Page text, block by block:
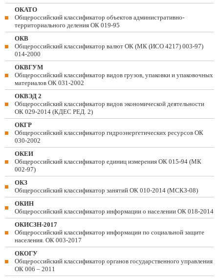
ОКАТО
Общероссийский классификатор объектов административно-
территориального деления ОК 019-95
ОКВ
Общероссийский классификатор валют ОК (МК (ИСО 4217) 003-97)
014-2000
ОКВГУМ
Общероссийский классификатор видов грузов, упаковки и упаковочных
материалов ОК 031-2002
ОКВЭД 2
Общероссийский классификатор видов экономической деятельности
ОК 029-2014 (КДЕС РЕД. 2)
ОКГР
Общероссийский классификатор гидроэнергетических ресурсов ОК
030-2002
ОКЕИ
Общероссийский классификатор единиц измерения ОК 015-94 (МК
002-97)
ОКЗ
Общероссийский классификатор занятий ОК 010-2014 (МСКЗ-08)
ОКИН
Общероссийский классификатор информации о населении ОК 018-2014
ОКИСЗН-2017
Общероссийский классификатор информации по социальной защите
населения. ОК 003-2017
ОКОГУ
Общероссийский классификатор органов государственного управления
ОК 006 – 2011